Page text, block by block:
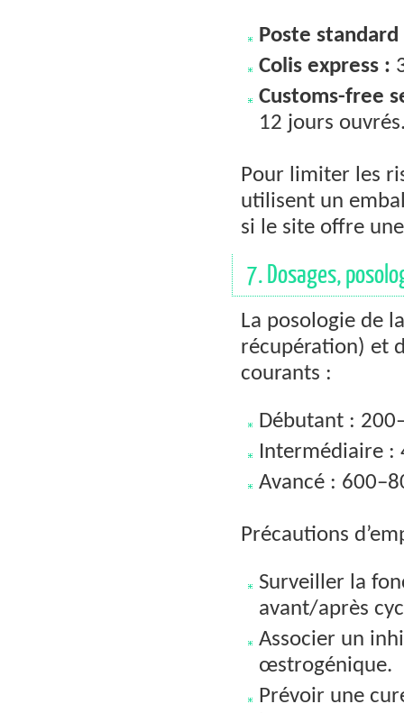
Poste standard
Colis express :
Customs-free
12 jours
Pour limiter les
utilisent un
si le site offre
7. Dosages,
La posologie de
récupération) et
courants :
Débutant :
Intermédiaire :
Avancé :
Précautions
Surveiller la
avant/après
Associer un
œstrogénique.
Prévoir une